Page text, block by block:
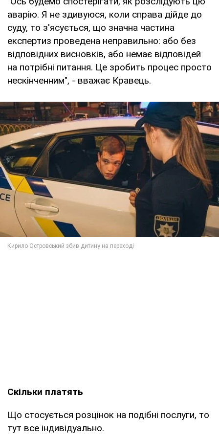
аварію. Я не здивуюся, коли справа дійде до
суду, то з'ясується, що значна частина
експертиз проведена неправильно: або без
відповідних висновків, або немає відповідей
на потрібні питання. Це зробить процес просто
нескінченним", - вважає Кравець.
Скільки платять
Що стосується розцінок на подібні послуги, то
тут все індивідуально.